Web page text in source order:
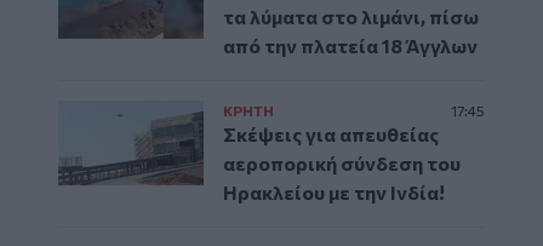
τα λύματα στο λιμάνι, πίσω
από την πλατεία 18 Άγγλων
ΚΡΗΤΗ 17:45
Σκέψεις για απευθείας
αεροπορική σύνδεση του
Ηρακλείου με την Ινδία!